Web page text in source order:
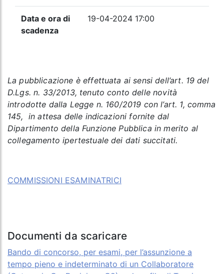
Data e ora di
scadenza
19-04-2024 17:00
La pubblicazione è effettuata ai sensi dell’art. 19 del
D.Lgs. n. 33/2013, tenuto conto delle novità
introdotte dalla Legge n. 160/2019 con l’art. 1, comma
145, in attesa delle indicazioni fornite dal
Dipartimento della Funzione Pubblica in merito al
collegamento ipertestuale dei dati succitati.
COMMISSIONI ESAMINATRICI
Documenti da scaricare
Bando di concorso, per esami, per l’assunzione a
tempo pieno e indeterminato di un Collaboratore